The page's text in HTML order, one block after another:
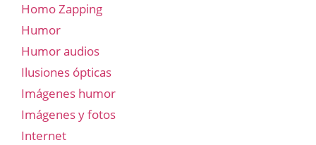
Homo Zapping
Humor
Humor audios
Ilusiones ópticas
Imágenes humor
Imágenes y fotos
Internet